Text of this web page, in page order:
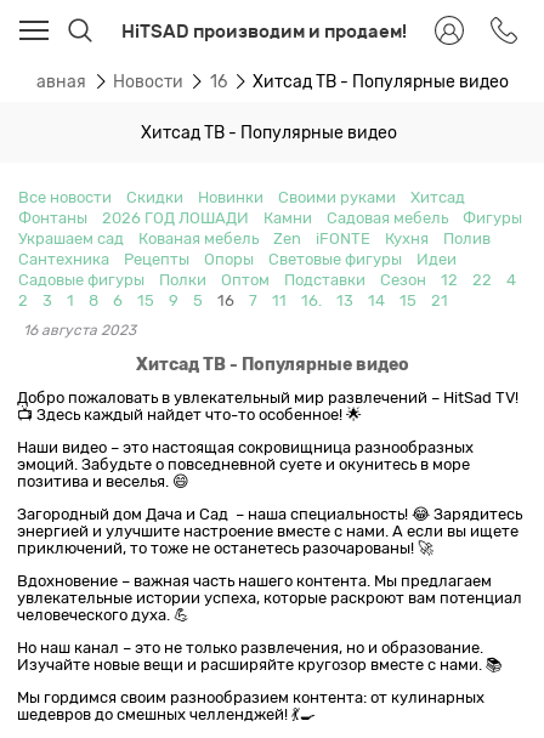
HiTSAD производим и продаем!
Главная Новости 16 Хитсад ТВ - Популярные видео
Хитсад ТВ - Популярные видео
Все новости Скидки Новинки Своими руками
Хитсад
Фонтаны
2026 ГОД ЛОШАДИ Камни Садовая мебель
Фигуры
Украшаем сад
Кованая мебель Zen iFONTE Кухня
Полив
Сантехника
Рецепты Опоры Световые фигуры
Идеи
Садовые фигуры
Полки Оптом Подставки Сезон 12 22
4
2
3 1 8 6 15 9 5 16 7 11 16. 13 14 15 21
16 августа 2023
Хитсад ТВ - Популярные видео
Добро пожаловать в увлекательный мир развлечений – HitSad TV!
📺 Здесь каждый найдет что-то особенное! 🌟
Наши видео – это настоящая сокровищница разнообразных
эмоций. Забудьте о повседневной суете и окунитесь в море
позитива и веселья. 😄
Загородный дом Дача и Сад – наша специальность! 😂 Зарядитесь
энергией и улучшите настроение вместе с нами. А если вы ищете
приключений, то тоже не останетесь разочарованы! 🚀
Вдохновение – важная часть нашего контента. Мы предлагаем
увлекательные истории успеха, которые раскроют вам потенциал
человеческого духа. 💪
Но наш канал – это не только развлечения, но и образование.
Изучайте новые вещи и расширяйте кругозор вместе с нами. 📚
Мы гордимся своим разнообразием контента: от кулинарных
шедевров до смешных челленджей! 💃🍳